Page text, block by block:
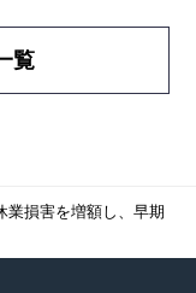
覧
業損害を増額し、早期